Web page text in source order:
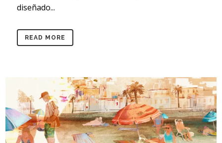
diseñado...
READ MORE